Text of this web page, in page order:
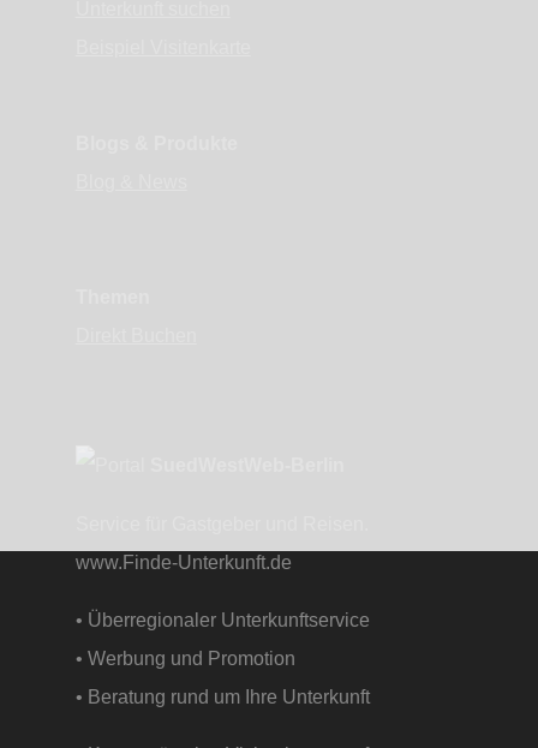
www.Finde-Unterkunft.de
• Überregionaler Unterkunftservice
• Werbung und Promotion
• Beratung rund um Ihre Unterkunft